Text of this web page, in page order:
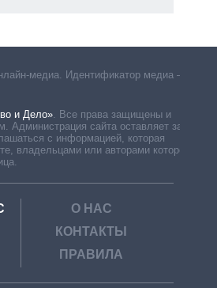
медиа. Идентификатор медиа –
и Дело» Все права защищены и
Администрация сайта оставляет за
с информацией, которая
владельцами или авторами которой
О НАС
КОНТАКТЫ
ПРАВИЛА